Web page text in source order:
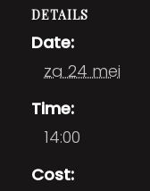
DETAILS
Date:
za 24 mei
Time:
14:00
Cost: